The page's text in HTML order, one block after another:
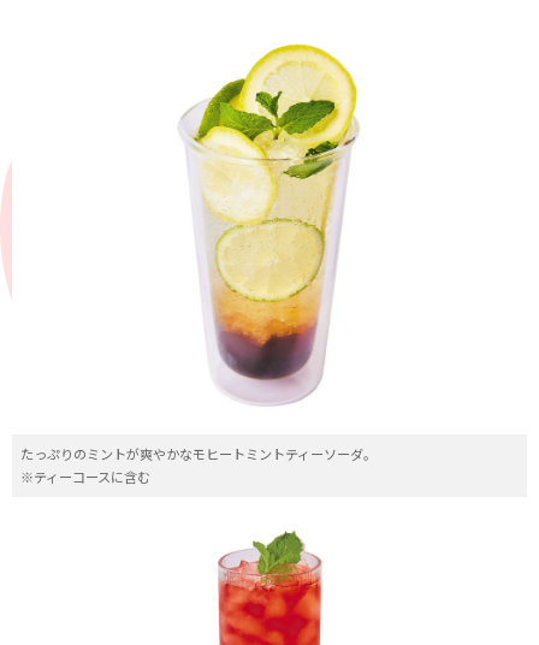
たっぷりのミントが爽やかなモヒートミントティーソーダ。
※ティーコースに含む